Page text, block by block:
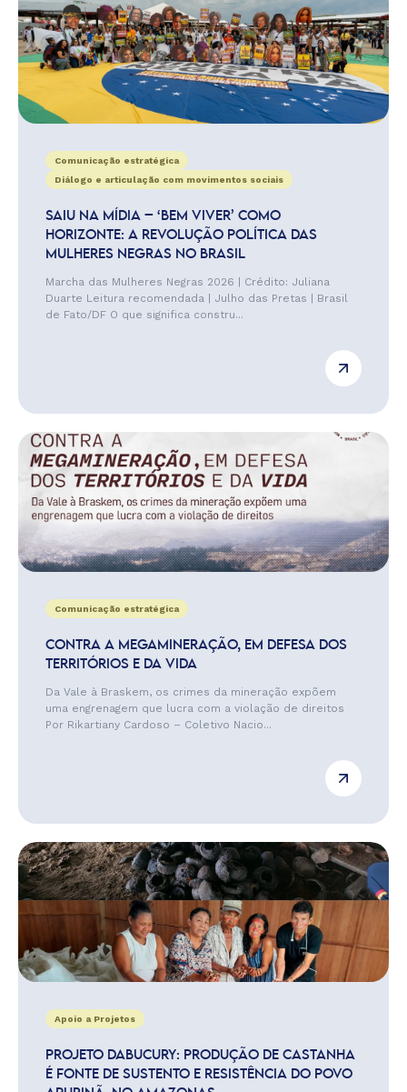
Comunicação estratégica
Diálogo e articulação com movimentos sociais
SAIU NA MÍDIA – ‘BEM VIVER’ COMO
HORIZONTE: A REVOLUÇÃO POLÍTICA DAS
MULHERES NEGRAS NO BRASIL
Marcha das Mulheres Negras 2026 | Crédito: Juliana
Duarte Leitura recomendada | Julho das Pretas | Brasil
de Fato/DF O que significa constru...
Comunicação estratégica
CONTRA A MEGAMINERAÇÃO, EM DEFESA DOS
TERRITÓRIOS E DA VIDA
Da Vale à Braskem, os crimes da mineração expõem
uma engrenagem que lucra com a violação de direitos
Por Rikartiany Cardoso – Coletivo Nacio...
Apoio a Projetos
PROJETO DABUCURY: PRODUÇÃO DE CASTANHA
É FONTE DE SUSTENTO E RESISTÊNCIA DO POVO